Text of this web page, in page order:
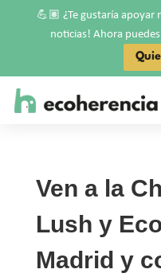
Ven a la
Lush y
Madrid y
💪🏽 ¿Te gustaría apoyar
noticias! Ahora